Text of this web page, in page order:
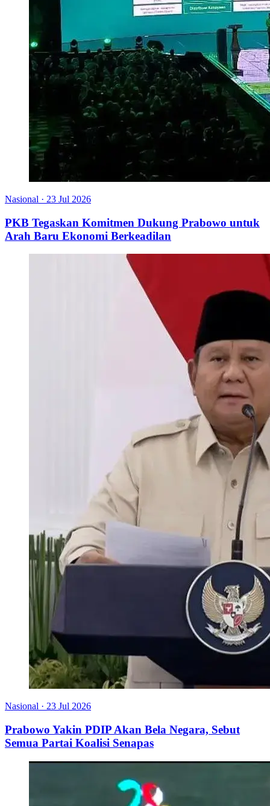
Nasional · 23 Jul 2026
PKB Tegaskan Komitmen Dukung Prabowo untuk
Arah Baru Ekonomi Berkeadilan
Nasional · 23 Jul 2026
Prabowo Yakin PDIP Akan Bela Negara, Sebut
Semua Partai Koalisi Senapas